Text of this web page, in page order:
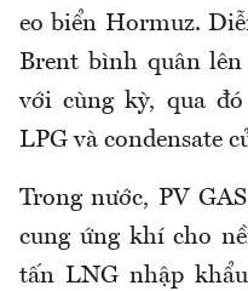
eo biển Hormuz.
Brent bình quân lên
với cùng kỳ, qua
LPG và condensate
Trong nước, PV
cung ứng khí cho
tấn LNG nhập